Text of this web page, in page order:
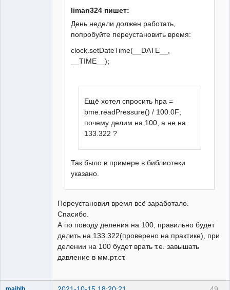
temp.getTempCByIndex(1);}
    if(DateTime.second==45){
    hpa = bme.readPressure() / 100.0F;
    h = bme.readHumidity();}
   // hpa=1002;
if(DateTime.hour>=0&&DateTime.hour<6)
{lcd.noBacklight();}else{lcd.backlight
     a[1]=DateTime.hour%10;
     a[2]=DateTime.minute/10;
     a[5]=DateTime.second%10;
for(i=0;i<6;i++){
      switch(i){
        case 0: e1=0,e2=1,e3=2;break;
        case 1: e1=3,e2=4,e3=5;break;
liman324 пишет:
День недели должен работать,
попробуйте переустановить время:
clock.setDateTime(__DATE__,
__TIME__);
Ещё хотел спросить hpa =
bme.readPressure() / 100.0F;
почему делим на 100, а не на
133.322 ?
Так было в примере в библиотеки
указано.
Переустановил время всё заработало.
Спасибо.
А по поводу деления на 100, правильно будет
делить на 133.322(проверено на практике), при
делении на 100 будет врать т.е. завышать
давление в мм.рт.ст.
maihlb